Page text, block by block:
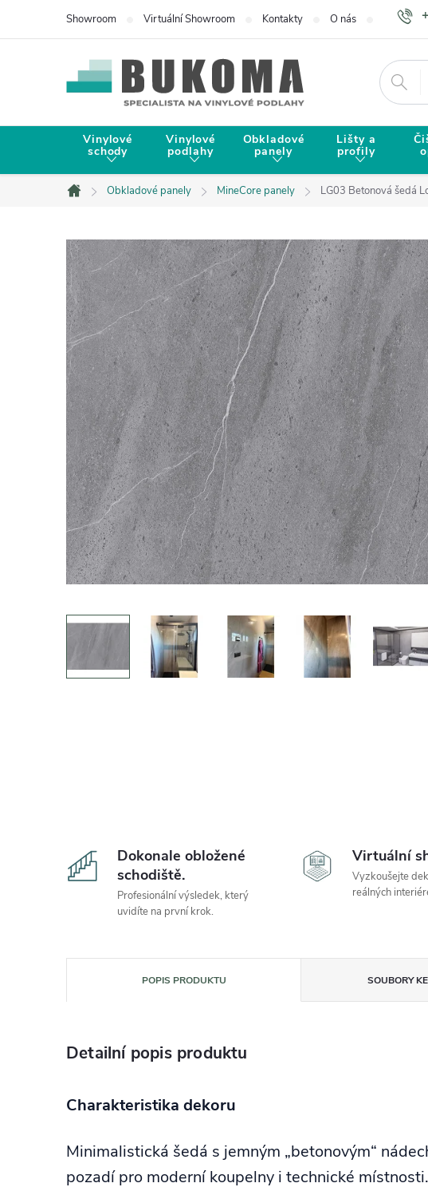
Showroom Virtuální Showroom Kontakty O nás
Hledat
Vinylové
schody
Vinylové
podlahy
Obkladové
panely
Lišty a
profily
Domů
Obkladové panely MineCore panely LG03 Betonová šedá
Dokonale obložené
schodiště.
Profesionální výsledek, který
uvidíte na první krok.
Virtuální
Vyzkoušejte
reálných
POPIS PRODUKTU SOUBORY
Detailní popis produktu
Charakteristika dekoru
Minimalistická šedá s jemným „betonovým“
pozadí pro moderní koupelny i technické místnosti.